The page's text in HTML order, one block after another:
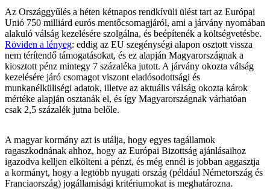
Az Országgyűlés a héten kétnapos rendkívüli ülést tart az Európai
Unió 750 milliárd eurós mentőcsomagjáról, ami a járvány nyomában
alakuló válság kezelésére szolgálna, és beépítenék a költségvetésbe.
Röviden a lényeg: eddig az EU szegénységi alapon osztott vissza
nem térítendő támogatásokat, és ez alapján Magyarországnak a
kiosztott pénz mintegy 7 százaléka jutott. A járvány okozta válság
kezelésére járó csomagot viszont eladósodottsági és
munkanélküliségi adatok, illetve az aktuális válság okozta károk
mértéke alapján osztanák el, és így Magyarországnak várhatóan
csak 2,5 százalék jutna belőle.
A magyar kormány azt is utálja, hogy egyes tagállamok
ragaszkodnának ahhoz, hogy az Európai Bizottság ajánlásaihoz
igazodva kelljen elkölteni a pénzt, és még ennél is jobban aggasztja
a kormányt, hogy a legtöbb nyugati ország (például Németország és
Franciaország) jogállamisági kritériumokat is meghatározna.